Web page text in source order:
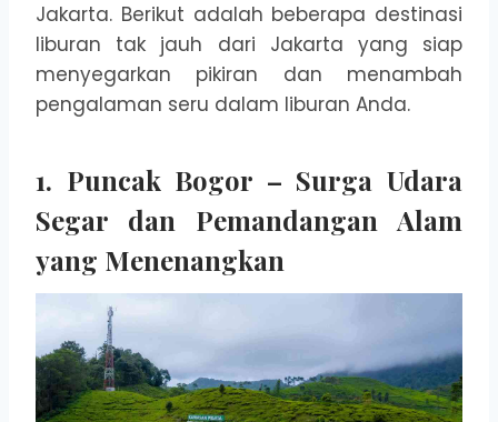
Jakarta. Berikut adalah beberapa destinasi
liburan tak jauh dari Jakarta yang siap
menyegarkan pikiran dan menambah
pengalaman seru dalam liburan Anda.
1. Puncak Bogor – Surga Udara
Segar dan Pemandangan Alam
yang Menenangkan